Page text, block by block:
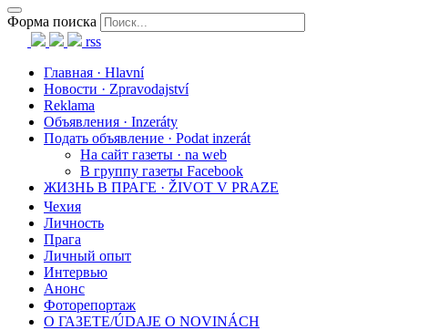
Форма поиска
rss
Главная · Hlavní
Новости · Zpravodajství
Reklama
Объявления · Inzeráty
Подать объявление · Podat inzerát
На сайт газеты · na web
В группу газеты Facebook
ЖИЗНЬ В ПРАГЕ · ŽIVOT V PRAZE
Чехия
Личность
Прага
Личный опыт
Интервью
Анонс
Фоторепортаж
О ГАЗЕТЕ/ÚDAJE O NOVINÁCH